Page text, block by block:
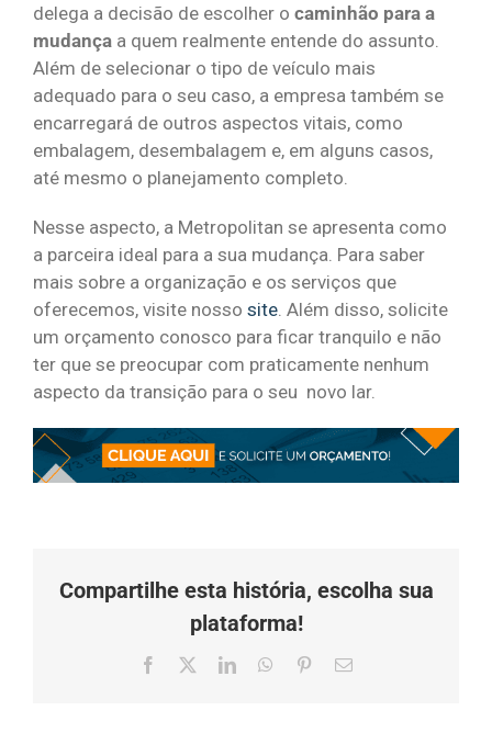
delega a decisão de escolher o caminhão para a
mudança a quem realmente entende do assunto.
Além de selecionar o tipo de veículo mais
adequado para o seu caso, a empresa também se
encarregará de outros aspectos vitais, como
embalagem, desembalagem e, em alguns casos,
até mesmo o planejamento completo.
Nesse aspecto, a Metropolitan se apresenta como
a parceira ideal para a sua mudança. Para saber
mais sobre a organização e os serviços que
oferecemos, visite nosso site . Além disso, solicite
um orçamento conosco para ficar tranquilo e não
ter que se preocupar com praticamente nenhum
aspecto da transição para o seu novo lar.
Compartilhe esta história, escolha sua
plataforma!
Facebook LinkedInWhatsappPinterest
O